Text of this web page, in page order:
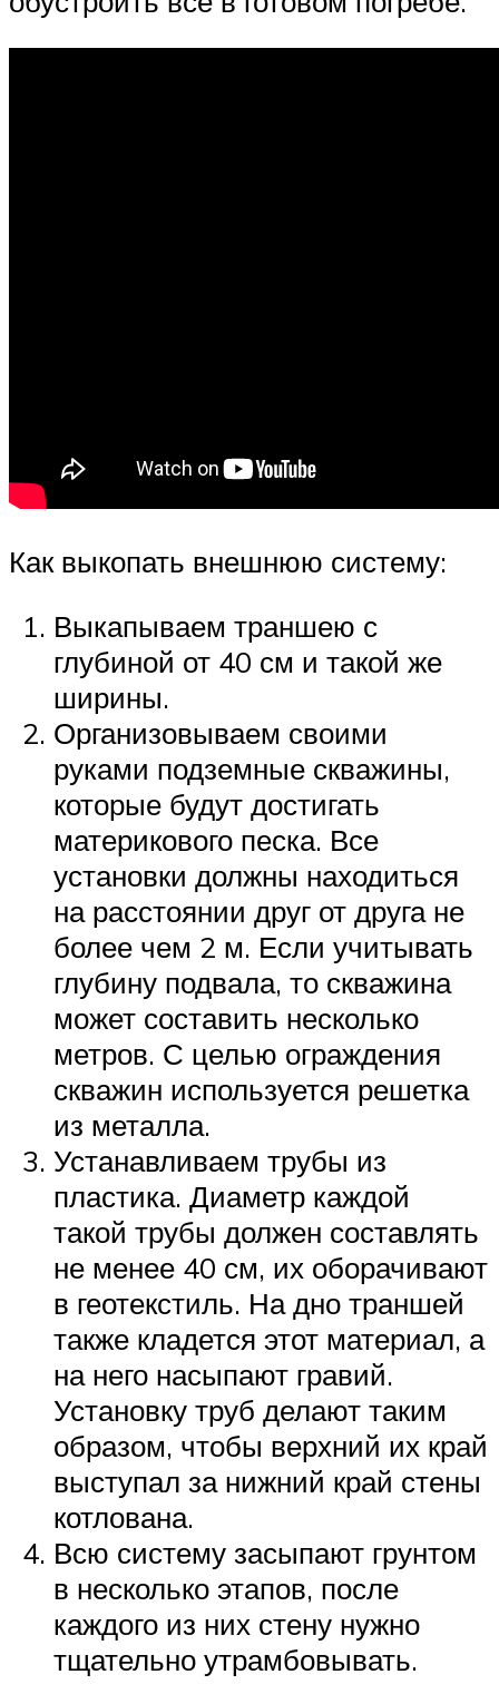
Как выкопать внешнюю систему:
Выкапываем траншею с
глубиной от 40 см и такой же
ширины.
Организовываем своими
руками подземные скважины,
которые будут достигать
материкового песка. Все
установки должны находиться
на расстоянии друг от друга не
более чем 2 м. Если учитывать
глубину подвала, то скважина
может составить несколько
метров. С целью ограждения
скважин используется решетка
из металла.
Устанавливаем трубы из
пластика. Диаметр каждой
такой трубы должен составлять
не менее 40 см, их оборачивают
в геотекстиль. На дно траншей
также кладется этот материал, а
на него насыпают гравий.
Установку труб делают таким
образом, чтобы верхний их край
выступал за нижний край стены
котлована.
Всю систему засыпают грунтом
в несколько этапов, после
каждого из них стену нужно
тщательно утрамбовывать.